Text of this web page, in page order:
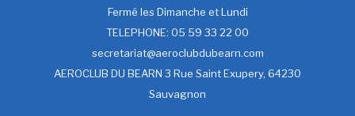
Fermé les Dimanche et Lundi
TELEPHONE: 05 59 33 22 00
secretariat@aeroclubdubearn.com
AEROCLUB DU BEARN 3 Rue Saint Exupery, 64230
Sauvagnon